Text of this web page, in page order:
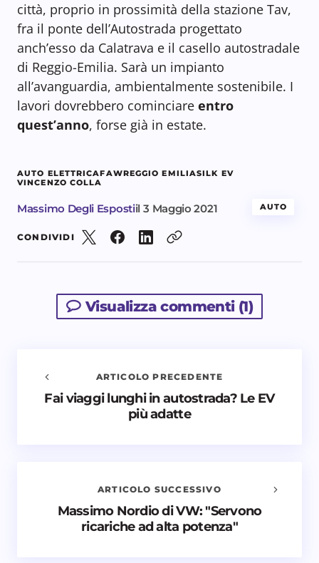
città, proprio in prossimità della stazione Tav,
fra il ponte dell’Autostrada progettato
anch’esso da Calatrava e il casello autostradale
di Reggio-Emilia. Sarà un impianto
all’avanguardia, ambientalmente sostenibile. I
lavori dovrebbero cominciare entro
quest’anno, forse già in estate.
AUTO ELETTRICAFAWREGGIO EMILIASILK EV
VINCENZO COLLA
Massimo Degli Espostiil 3 Maggio 2021 AUTO
CONDIVIDI
Visualizza commenti (1)
Avvisami quando vengono aggiunti nuovi
ARTICOLO PRECEDENTE
Fai viaggi lunghi in autostrada? Le EV
più adatte
ARTICOLO SUCCESSIVO
Massimo Nordio di VW: "Servono
ricariche ad alta potenza"